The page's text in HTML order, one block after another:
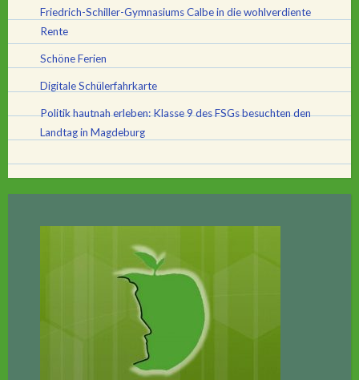
Friedrich-Schiller-Gymnasiums Calbe in die wohlverdiente
Rente
Schöne Ferien
Digitale Schülerfahrkarte
Politik hautnah erleben: Klasse 9 des FSGs besuchten den
Landtag in Magdeburg